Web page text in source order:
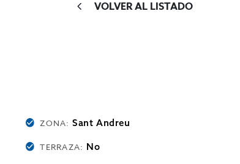
VOLVER AL LISTADO
ZONA:Sant Andreu
TERRAZA: No